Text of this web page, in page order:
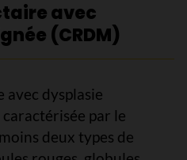
avec
(CRDM)
dysplasie
par le
deux types de